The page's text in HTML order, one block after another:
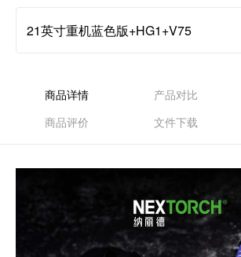
21英寸重机蓝色版+HG1+V75
商品详情 产品对比
商品评价
文件下载